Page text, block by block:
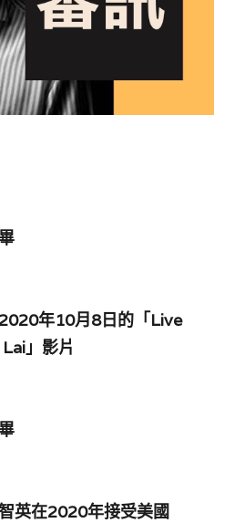
年10月8日的「Live
」影片
英在2020年接受美國